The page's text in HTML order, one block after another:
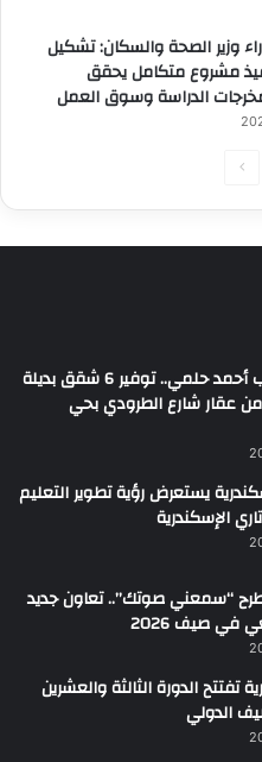
وزير الصحة والسكان: تشكيل
مشروع متكامل يحقق
الدراسة وسوق العمل
الصفحة
بتوجيهات النائب أحمد حلمي.. توفير 6 شقق بديلة
من عقار شارع الطرودي بحي
يستعرض رؤية تطوير التعليم
الإسكندرية
“سمعني صوتك”.. تعاون جديد
في صيف 2026
تفتتح الدورة الثالثة والعشرين
الدولي